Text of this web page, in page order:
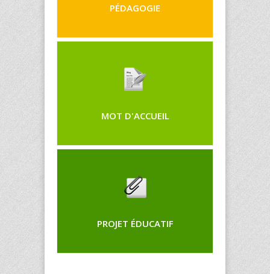
PÉDAGOGIE
MOT D'ACCUEIL
PROJET ÉDUCATIF